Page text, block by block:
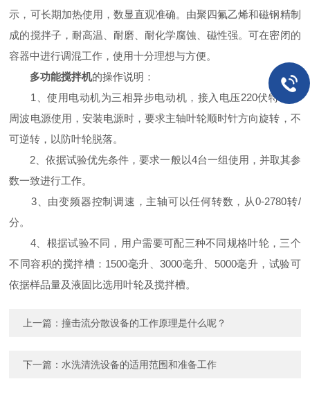
示，可长期加热使用，数显直观准确。由聚四氟乙烯和磁钢精制
成的搅拌子，耐高温、耐磨、耐化学腐蚀、磁性强。可在密闭的
容器中进行调混工作，使用十分理想与方便。
多功能搅拌机的操作说明：
1、使用电动机为三相异步电动机，接入电压220伏特，50
周波电源使用，安装电源时，要求主轴叶轮顺时针方向旋转，不
可逆转，以防叶轮脱落。
2、依据试验优先条件，要求一般以4台一组使用，并取其参
数一致进行工作。
3、由变频器控制调速，主轴可以任何转数，从0-2780转/
分。
4、根据试验不同，用户需要可配三种不同规格叶轮，三个
不同容积的搅拌槽：1500毫升、3000毫升、5000毫升，试验可
依据样品量及液固比选用叶轮及搅拌槽。
上一篇：撞击流分散设备的工作原理是什么呢？
下一篇： 水洗清洗设备的适用范围和准备工作